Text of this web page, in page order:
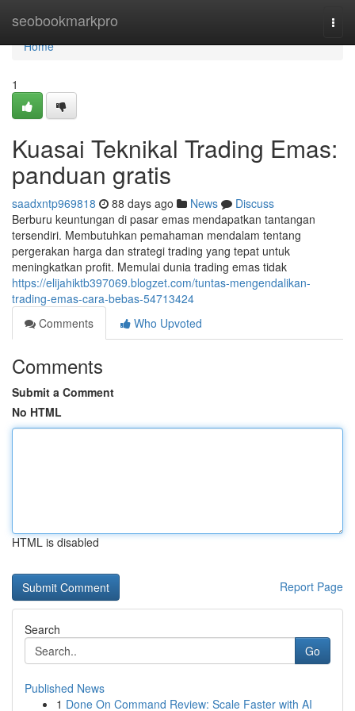
seobookmarkpro
Home
Home
1
Kuasai Teknikal Trading Emas:
panduan gratis
saadxntp969818 88 days ago News
Discuss
Berburu keuntungan di pasar emas mendapatkan tantangan
tersendiri. Membutuhkan pemahaman mendalam tentang
pergerakan harga dan strategi trading yang tepat untuk
meningkatkan profit. Memulai dunia trading emas tidak
https://elijahiktb397069.blogzet.com/tuntas-mengendalikan-
trading-emas-cara-bebas-54713424
Comments
Who Upvoted
Comments
Submit a Comment
No HTML
HTML is disabled
Report Page
Search
Go
Published News
1 Done On Command Review: Scale Faster with AI